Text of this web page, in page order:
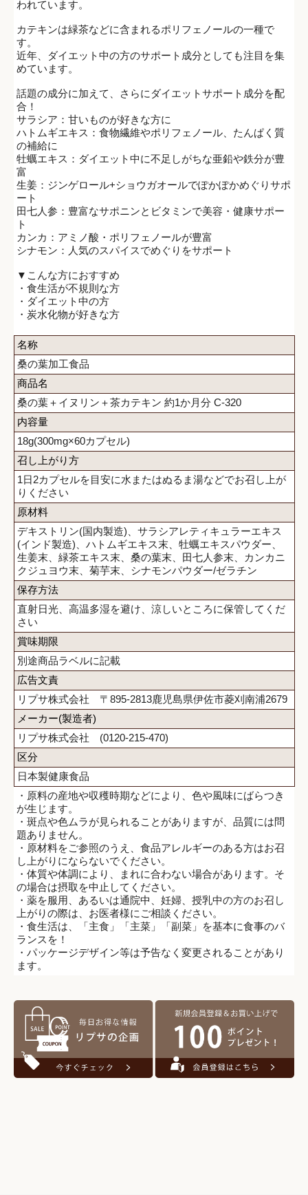
われています。
カテキンは緑茶などに含まれるポリフェノールの一種で
す。
近年、ダイエット中の方のサポート成分としても注目を集
めています。
話題の成分に加えて、さらにダイエットサポート成分を配
合！
サラシア：甘いものが好きな方に
ハトムギエキス：食物繊維やポリフェノール、たんぱく質
の補給に
牡蠣エキス：ダイエット中に不足しがちな亜鉛や鉄分が豊
富
生姜：ジンゲロール+ショウガオールでぽかぽかめぐりサポ
ート
田七人参：豊富なサポニンとビタミンで美容・健康サポー
ト
カンカ：アミノ酸・ポリフェノールが豊富
シナモン：人気のスパイスでめぐりをサポート
▼こんな方におすすめ
・食生活が不規則な方
・ダイエット中の方
・炭水化物が好きな方
名称
桑の葉加工食品
商品名
桑の葉＋イヌリン＋茶カテキン 約1か月分 C-320
内容量
18g(300mg×60カプセル)
召し上がり方
1日2カプセルを目安に水またはぬるま湯などでお召し上が
りください
原材料
デキストリン(国内製造)、サラシアレティキュラーエキス
(インド製造)、ハトムギエキス末、牡蠣エキスパウダー、
生姜末、緑茶エキス末、桑の葉末、田七人参末、カンカニ
クジュヨウ末、菊芋末、シナモンパウダー/ゼラチン
保存方法
直射日光、高温多湿を避け、涼しいところに保管してくだ
さい
賞味期限
別途商品ラベルに記載
広告文責
リプサ株式会社 〒895-2813鹿児島県伊佐市菱刈南浦2679
メーカー(製造者)
リプサ株式会社 (0120-215-470)
区分
日本製健康食品
・原料の産地や収穫時期などにより、色や風味にばらつき
が生じます。
・斑点や色ムラが見られることがありますが、品質には問
題ありません。
・原材料をご参照のうえ、食品アレルギーのある方はお召
し上がりにならないでください。
・体質や体調により、まれに合わない場合があります。そ
の場合は摂取を中止してください。
・薬を服用、あるいは通院中、妊婦、授乳中の方のお召し
上がりの際は、お医者様にご相談ください。
・食生活は、「主食」「主菜」「副菜」を基本に食事のバ
ランスを！
・パッケージデザイン等は予告なく変更されることがあり
ます。